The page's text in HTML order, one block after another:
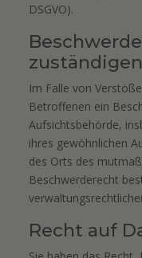
DSGVO).
Im Falle von
Betroffenen ein
Aufsichtsbehörde,
ihres gewöhnlichen
des Orts des
Beschwerderecht
Recht auf